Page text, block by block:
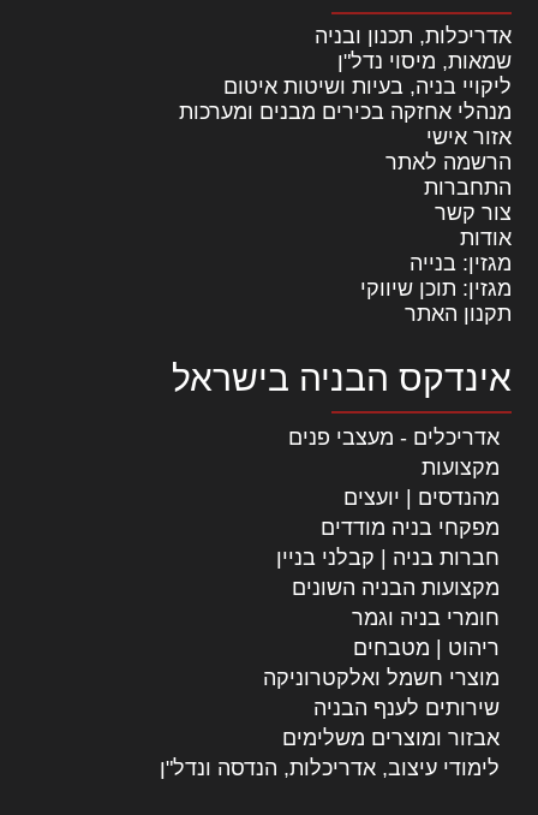
אדריכלות, תכנון ובניה
שמאות, מיסוי נדל"ן
ליקויי בניה, בעיות ושיטות איטום
מנהלי אחזקה בכירים מבנים ומערכות
אזור אישי
הרשמה לאתר
התחברות
צור קשר
אודות
מגזין: בנייה
מגזין: תוכן שיווקי
תקנון האתר
אינדקס הבניה בישראל
אדריכלים - מעצבי פנים
מקצועות
מהנדסים | יועצים
מפקחי בניה מודדים
חברות בניה | קבלני בניין
מקצועות הבניה השונים
חומרי בניה וגמר
ריהוט | מטבחים
מוצרי חשמל ואלקטרוניקה
שירותים לענף הבניה
אבזור ומוצרים משלימים
לימודי עיצוב, אדריכלות, הנדסה ונדל"ן